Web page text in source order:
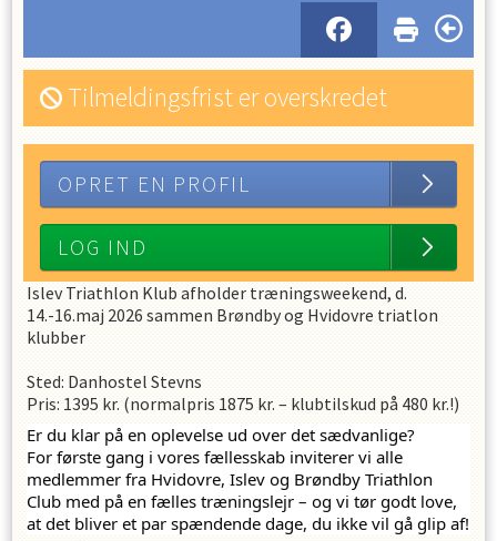
Tilmeldingsfrist er overskredet
OPRET EN PROFIL
LOG IND
Islev Triathlon Klub afholder træningsweekend, d.
14.-16.maj 2026 sammen Brøndby og Hvidovre triatlon
klubber
Sted: Danhostel Stevns
Pris: 1395 kr. (normalpris 1875 kr. – klubtilskud på 480 kr.!)
Er du klar på en oplevelse ud over det sædvanlige?
For første gang i vores fællesskab inviterer vi alle
medlemmer fra Hvidovre, Islev og Brøndby Triathlon
Club med på en fælles træningslejr – og vi tør godt love,
at det bliver et par spændende dage, du ikke vil gå glip af!